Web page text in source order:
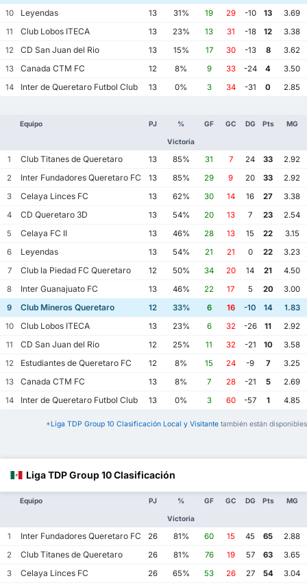
10
Leyendas 13 31% 19 29 -10 13
3.69
11
Club Lobos ITECA 13 23% 13 31 -18 12
3.38
12
CD San Juan del Rio 13 15% 17 30 -13 8
3.62
13
Canada CTM FC 12 8% 9 33 -24 4
3.50
14
Inter de Queretaro Futbol Club 13 0% 3 34 -31 0 2.85
Equipo PJ %
Victoria
GF GC DG Pts MG
1 Club Titanes de Queretaro 13 85% 31 7 24 33
2.92
2
Inter Fundadores Queretaro FC 13 85% 29 9 20 33
2.92
3
Celaya Linces FC 13 62% 30 14 16 27
3.38
4
CD Queretaro 3D 13 54% 20 13 7 23
2.54
5
Celaya FC II 13 46% 28 13 15 22
3.15
6
Leyendas 13 54% 21 21 0 22
3.23
7
Club la Piedad FC Queretaro 12 50% 34 20 14 21
4.50
8
Inter Guanajuato FC 13 46% 22 17 5 20
3.00
9
Club Mineros Queretaro 12 33% 6 16 -10 14
1.83
10
Club Lobos ITECA 13 23% 6 32 -26 11
2.92
11
CD San Juan del Rio 12 25% 11 32 -21 10
3.58
12
Estudiantes de Queretaro FC 12 8% 15 24 -9 7
3.25
13
Canada CTM FC 13 8% 7 28 -21 5
2.69
14
Inter de Queretaro Futbol Club 13 0% 3 60 -57 1 4.85
*Liga TDP Group 10 Clasificación Local y Visitante también están disponibles
Liga TDP Group 10 Clasificación
Equipo PJ %
Victoria
GF GC DG Pts MG
1 Inter Fundadores Queretaro FC 26 81% 60 15 45 65
2.88
2
Club Titanes de Queretaro 26 81% 76 19 57 63
3.65
3
Celaya Linces FC 26 65% 53 26 27 54
3.04